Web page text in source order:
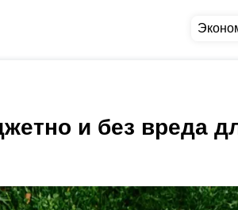
и без вреда